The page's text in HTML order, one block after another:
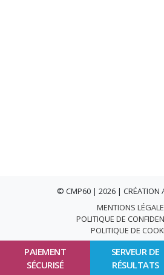
PAIEMENT
SÉCURISÉ
SERVEUR DE
RÉSULTATS
© CMP60 | 2026 | CRÉATION
MENTIONS
POLITIQUE DE
POLITIQUE DE